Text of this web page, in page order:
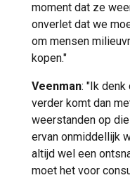
moment dat ze
onverlet dat we
om mensen
kopen."
Veenman: "Ik
verder komt dan
weerstanden op
ervan onmiddellijk
altijd wel een
moet het voor